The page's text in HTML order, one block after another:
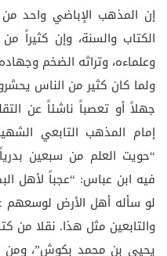
إن المذهب الإباضي واحد من
الكتاب والسنة، وإن كثيراً
وعلماءه، وتراثه الضخم
ولما كان كثير من الناس
جهلاً أو تعصباً ناشئاً عن
إمام المذهب التابعي
“حويت العلم من سبعين
فيه ابن عباس: “عجباً لأهل
لو سأله أهل الأرض لوسعهم
والتابعين مثل هذا. نقلا من
يحيى بن محمد بكوش”، ومن